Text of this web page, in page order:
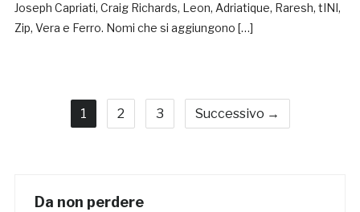
Joseph Capriati, Craig Richards, Leon, Adriatique, Raresh, tINI,
Zip, Vera e Ferro. Nomi che si aggiungono […]
1 2 3 Successivo →
Da non perdere